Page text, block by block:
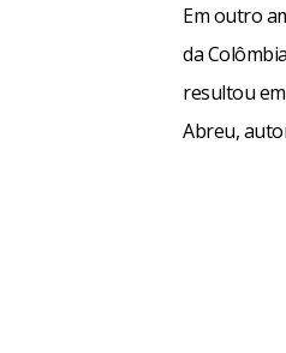
Em outro
da
resultou
Abreu,